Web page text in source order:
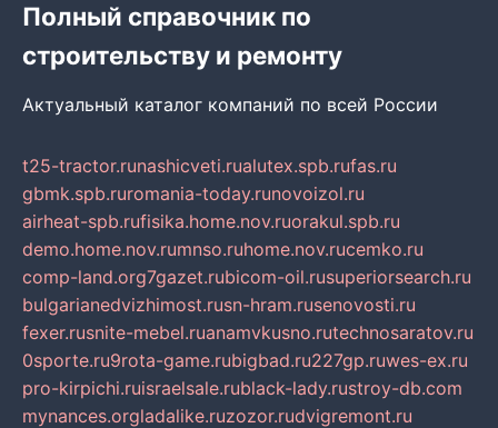
Полный справочник по
строительству и ремонту
Актуальный каталог компаний по всей России
t25-tractor.runashicveti.rualutex.spb.rufas.ru
gbmk.spb.ruromania-today.runovoizol.ru
airheat-spb.rufisika.home.nov.ruorakul.spb.ru
demo.home.nov.rumnso.ruhome.nov.rucemko.ru
comp-land.org7gazet.rubicom-oil.rusuperiorsearch.ru
bulgarianedvizhimost.rusn-hram.rusenovosti.ru
fexer.rusnite-mebel.ruanamvkusno.rutechnosaratov.ru
0sporte.ru9rota-game.rubigbad.ru227gp.ruwes-ex.ru
pro-kirpichi.ruisraelsale.rublack-lady.rustroy-db.com
mynances.orgladalike.ruzozor.rudvigremont.ru